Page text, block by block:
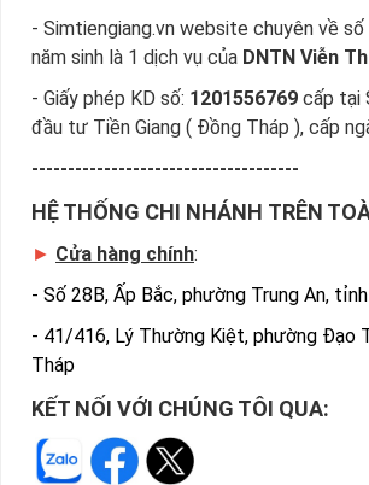
- Simtiengiang.vn website chuyên về
năm sinh là 1 dịch vụ của DNTN Viễn
- Giấy phép KD số: 1201556769 cấp tại
đầu tư Tiền Giang ( Đồng Tháp ), cấp
-------------------------------------
HỆ THỐNG CHI NHÁNH TRÊN
► Cửa hàng chính:
- Số 28B, Ấp Bắc, phường Trung An,
- 41/416, Lý Thường Kiệt, phường Đạo
Tháp
KẾT NỐI VỚI CHÚNG TÔI QUA: